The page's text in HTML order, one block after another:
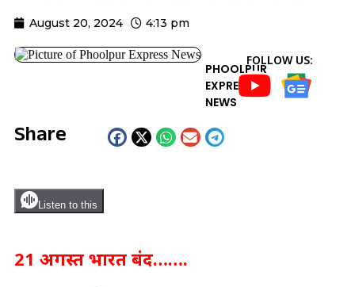
August 20, 2024 4:13 pm
PHOOLPUR
EXPRESS
NEWS
FOLLOW US:
Share
Listen to this
21 अगस्त भारत बंद…….